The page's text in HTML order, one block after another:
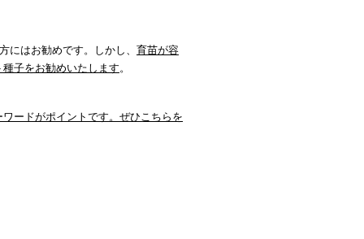
にはお勧めです。しかし、 育苗が容
子をお勧めいたします。
ードがポイントです。ぜひこちらを